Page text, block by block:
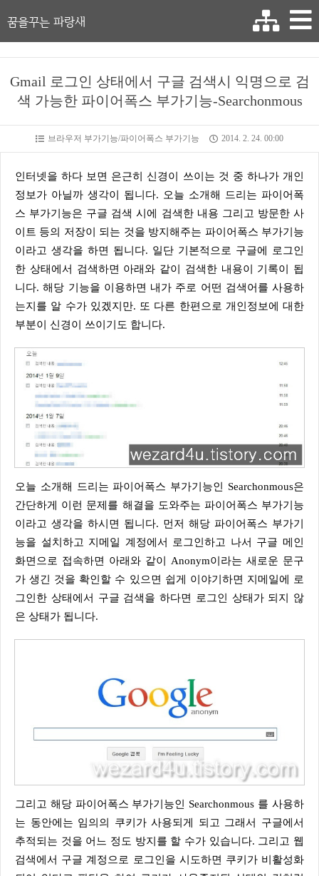
꿈을꾸는 파랑새
Gmail 로그인 상태에서 구글 검색시 익명으로 검
색 가능한 파이어폭스 부가기능-Searchonmous
브라우저 부가기능/파이어폭스 부가기능 2014. 2. 24. 00:00
인터넷을 하다 보면 은근히 신경이 쓰이는 것 중 하나가 개인
정보가 아닐까 생각이 됩니다. 오늘 소개해 드리는 파이어폭
스 부가기능은 구글 검색 시에 검색한 내용 그리고 방문한 사
이트 등의 저장이 되는 것을 방지해주는 파이어폭스 부가기능
이라고 생각을 하면 됩니다. 일단 기본적으로 구글에 로그인
한 상태에서 검색하면 아래와 같이 검색한 내용이 기록이 됩
니다. 해당 기능을 이용하면 내가 주로 어떤 검색어를 사용하
는지를 알 수가 있겠지만. 또 다른 한편으로 개인정보에 대한
부분이 신경이 쓰이기도 합니다.
오늘 소개해 드리는 파이어폭스 부가기능인 Searchonmous은
간단하게 이런 문제를 해결을 도와주는 파이어폭스 부가기능
이라고 생각을 하시면 됩니다. 먼저 해당 파이어폭스 부가기
능을 설치하고 지메일 계정에서 로그인하고 나서 구글 메인
화면으로 접속하면 아래와 같이 Anonym이라는 새로운 문구
가 생긴 것을 확인할 수 있으면 쉽게 이야기하면 지메일에 로
그인한 상태에서 구글 검색을 하다면 로그인 상태가 되지 않
은 상태가 됩니다.
그리고 해당 파이어폭스 부가기능인 Searchonmous 를 사용하
는 동안에는 임의의 쿠키가 사용되게 되고 그래서 구글에서
추적되는 것을 어느 정도 방지를 할 수가 있습니다. 그리고 웹
검색에서 구글 계정으로 로그인을 시도하면 쿠키가 비활성화